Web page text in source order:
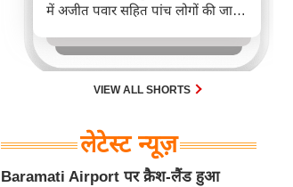
में अजीत पवार सहित पांच लोगों की जान
VIEW ALL SHORTS
लेटेस्ट न्यूज़
Baramati Airport पर क्रैश-लैंड हुआ